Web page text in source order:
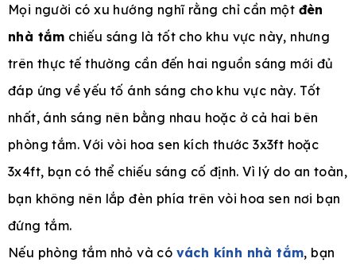
Mọi người có xu hướng nghĩ rằng chỉ cần một đèn
nhà tắm chiếu sáng là tốt cho khu vực này, nhưng
trên thực tế thường cần đến hai nguồn sáng mới đủ
đáp ứng về yếu tố ánh sáng cho khu vực này. Tốt
nhất, ánh sáng nên bằng nhau hoặc ở cả hai bên
phòng tắm. Với vòi hoa sen kích thước 3x3ft hoặc
3x4ft, bạn có thể chiếu sáng cố định. Vì lý do an toàn,
bạn không nên lắp đèn phía trên vòi hoa sen nơi bạn
đứng tắm.
Nếu phòng tắm nhỏ và có vách kính nhà tắm, bạn